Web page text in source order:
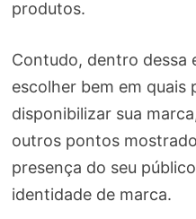
produtos.
Contudo, dentro dessa
escolher bem em quais
disponibilizar sua
outros pontos
presença do seu
identidade de marca.